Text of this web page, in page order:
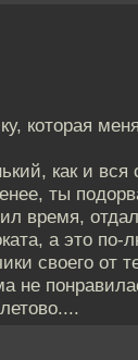
которая
как и вся
ты
время,
а это по-
своего от
не